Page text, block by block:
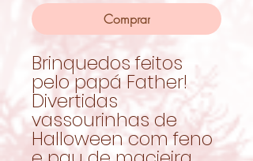
Comprar
Brinquedos feitos
pelo papá Father!
Divertidas
vassourinhas de
Halloween com feno